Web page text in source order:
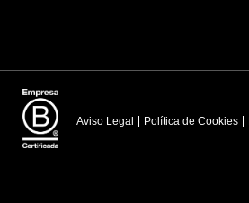
Aviso Legal Política de Cookies